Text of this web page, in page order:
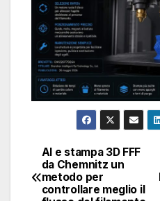
Navigazione
articoli
AI e stampa 3D FFF
da Chemnitz un
metodo per
controllare meglio il